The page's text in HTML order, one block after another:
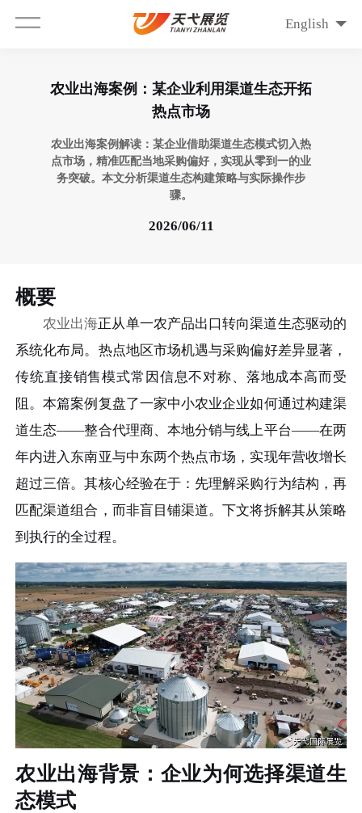
English
农业出海案例：某企业利用渠道生态开拓
热点市场
农业出海案例解读：某企业借助渠道生态模式切入热
点市场，精准匹配当地采购偏好，实现从零到一的业
务突破。本文分析渠道生态构建策略与实际操作步
骤。
2026/06/11
概要
农业出海正从单一农产品出口转向渠道生态驱动的
系统化布局。热点地区市场机遇与采购偏好差异显著，
传统直接销售模式常因信息不对称、落地成本高而受
阻。本篇案例复盘了一家中小农业企业如何通过构建渠
道生态——整合代理商、本地分销与线上平台——在两
年内进入东南亚与中东两个热点市场，实现年营收增长
超过三倍。其核心经验在于：先理解采购行为结构，再
匹配渠道组合，而非盲目铺渠道。下文将拆解其从策略
到执行的全过程。
农业出海背景：企业为何选择渠道生
态模式